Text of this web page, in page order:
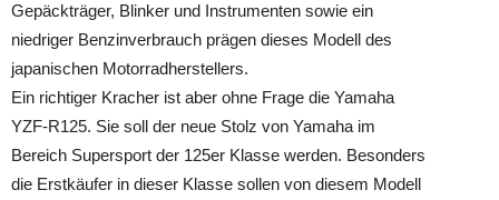
Gepäckträger, Blinker und Instrumenten sowie ein
niedriger Benzinverbrauch prägen dieses Modell des
japanischen Motorradherstellers.
Ein richtiger Kracher ist aber ohne Frage die Yamaha
YZF-R125. Sie soll der neue Stolz von Yamaha im
Bereich Supersport der 125er Klasse werden. Besonders
die Erstkäufer in dieser Klasse sollen von diesem Modell